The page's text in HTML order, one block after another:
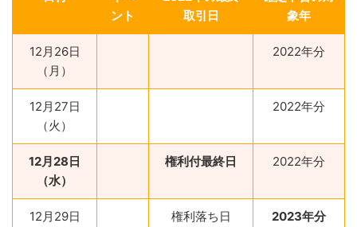
ント
取引日
象年
12月26日
（月）
2022年分
12月27日
（火）
2022年分
12月28日
（水）
権利付最終日 2022年分
12月29日
権利落ち日 2023年分